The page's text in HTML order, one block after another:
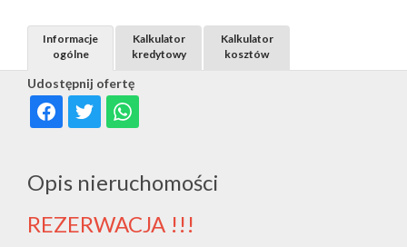
Udostępnij ofertę
Informacje
ogólne
Kalkulator
kredytowy
Kalkulator
kosztów
Opis nieruchomości
REZERWACJA !!!